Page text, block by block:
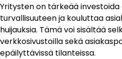
Yritysten on tärkeää investoida
turvallisuuteen ja kouluttaa
huijauksia. Tämä voi sisältää
verkkosivustoilla sekä
epäilyttävissä tilanteissa.